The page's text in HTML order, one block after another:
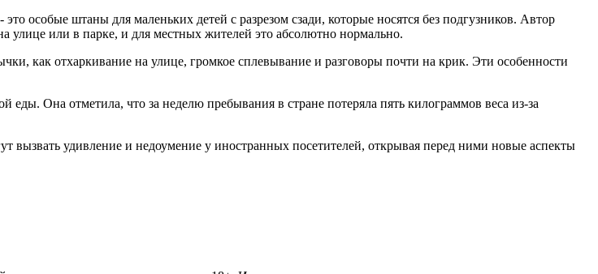
особые штаны для маленьких детей с разрезом сзади, которые носятся без подгузников. Автор
улице или в парке, и для местных жителей это абсолютно нормально.
как отхаркивание на улице, громкое сплевывание и разговоры почти на крик. Эти особенности
Она отметила, что за неделю пребывания в стране потеряла пять килограммов веса из-за
вызвать удивление и недоумение у иностранных посетителей, открывая перед ними новые аспекты